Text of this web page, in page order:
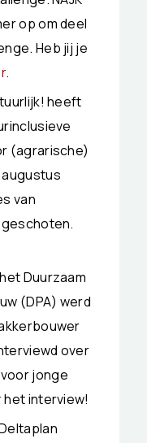
op om deel
Heb jij je
.
heeft
(agrarische)
van
Duurzaam
(DPA) werd
over
jonge
het interview!